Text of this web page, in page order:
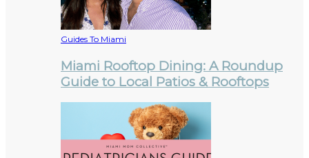
Guides To Miami
Miami Rooftop Dining: A Roundup
Guide to Local Patios & Rooftops